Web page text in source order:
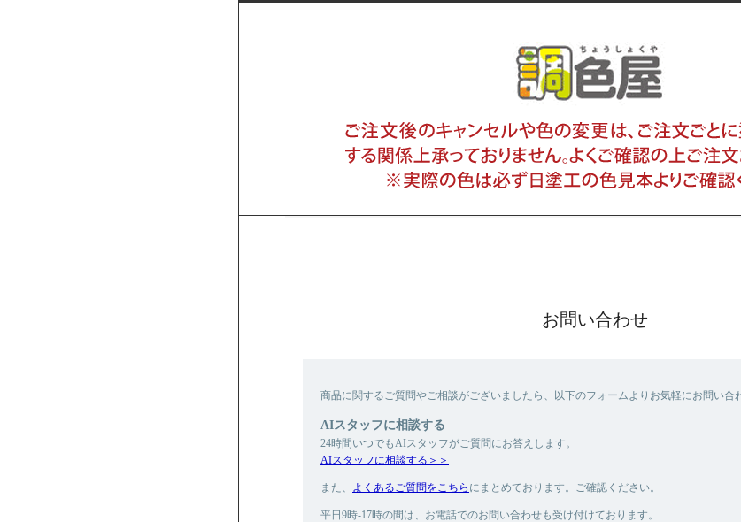
お問い合わせ
商品に関するご質問やご相談がございましたら、以下のフォームよりお気軽にお問い合
AIスタッフに相談する
24時間いつでもAIスタッフがご質問にお答えします。
AIスタッフに相談する＞＞
また、 よくあるご質問をこちら にまとめております。ご確認ください。
平日9時-17時の間は、お電話でのお問い合わせも受け付けております。